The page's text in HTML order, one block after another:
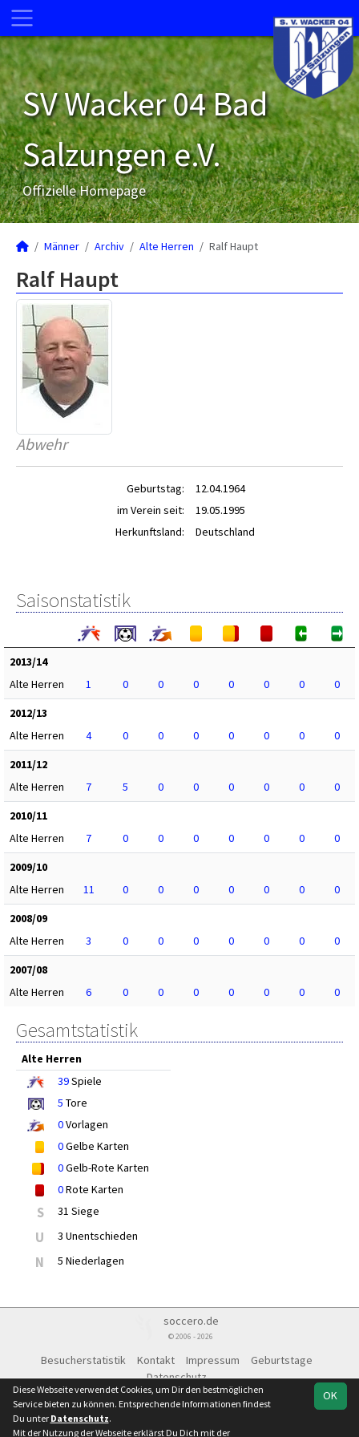
SV Wacker 04 Bad
Salzungen e.V.
Offizielle Homepage
Männer Archiv Alte Herren Ralf Haupt
Ralf Haupt
Abwehr
Geburtstag:
12.04.1964
im Verein seit:
19.05.1995
Herkunftsland:
Deutschland
Saisonstatistik
2013/14
Alte Herren
1 0 0 0 0 0 0
0
2012/13
Alte Herren
4 0 0 0 0 0 0
0
2011/12
Alte Herren
7 5 0 0 0 0 0
0
2010/11
Alte Herren
7 0 0 0 0 0 0
0
2009/10
Alte Herren
11 0 0 0 0 0 0
0
2008/09
Alte Herren
3 0 0 0 0 0 0
0
2007/08
Alte Herren
6 0 0 0 0 0 0 0
Gesamtstatistik
Alte Herren
39Spiele
5 Tore
0Vorlagen
0Gelbe Karten
0Gelb-Rote Karten
0Rote Karten
S 31 Siege
U 3 Unentschieden
N 5 Niederlagen
soccero.de
© 2006 - 2026
Besucherstatistik Kontakt Impressum
Geburtstage
Datenschutz
OK
Diese Webseite verwendet Cookies, um Dir den bestmöglichen
Service bieten zu können. Entsprechende Informationen findest
Du unter Datenschutz.
Mit der Nutzung der Webseite erklärst Du Dich mit der